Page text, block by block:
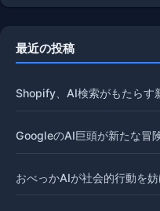
最近の投稿
Shopify、AI検索がもたらす
GoogleのAI巨頭が新たな冒
おべっかAIが社会的行動を